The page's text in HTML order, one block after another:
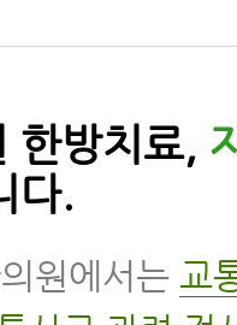
한방치료,
다.
원에서는 교